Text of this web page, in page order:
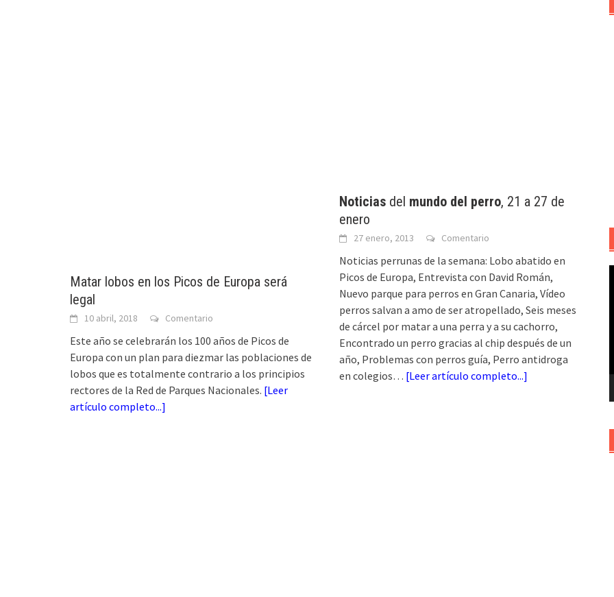
Matar lobos en los Picos de Europa será
legal
10 abril, 2018 Comentario
Este año se celebrarán los 100 años de Picos de
Europa con un plan para diezmar las poblaciones de
lobos que es totalmente contrario a los principios
rectores de la Red de Parques Nacionales. [Leer
artículo completo...]
Noticias del mundo del perro, 21 a 27 de
enero
27 enero, 2013 Comentario
Noticias perrunas de la semana: Lobo abatido en
Picos de Europa, Entrevista con David Román,
Nuevo parque para perros en Gran Canaria, Vídeo
perros salvan a amo de ser atropellado, Seis meses
de cárcel por matar a una perra y a su cachorro,
Encontrado un perro gracias al chip después de un
año, Problemas con perros guía, Perro antidroga
en colegios… [Leer artículo completo...]